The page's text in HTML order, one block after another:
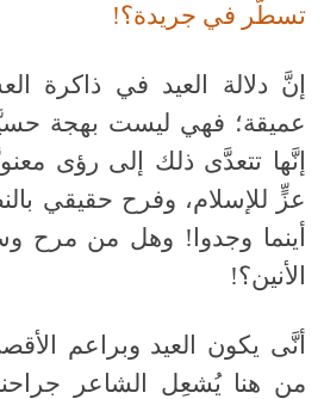
تسطَّر في جريدة؟!
إنَّ دلالة العيد في ذاكرة
عميقة؛ فهي ليست بهجة
إنَّها تتعدَّى ذلك إلى رؤى
عزٍّ للإسلام، وفرح حقيقي
أينما وجدوا! وهل من مرح
الأنين؟!
أنَّى يكون العيد وبراعم
من هنا يُشعِل الشاعر